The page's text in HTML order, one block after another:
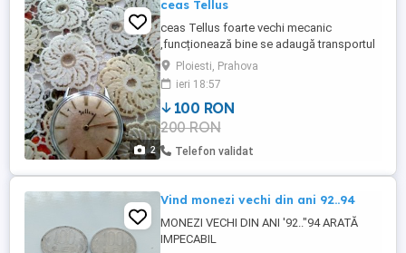
2
ceas Tellus
ceas Tellus foarte vechi mecanic
,funcționează bine se adaugă transportul
Ploiesti, Prahova
ieri 18:57
100 RON
200 RON
Telefon validat
Vind monezi vechi din ani 92..94
MONEZI VECHI DIN ANI '92.."94 ARATĂ
IMPECABIL